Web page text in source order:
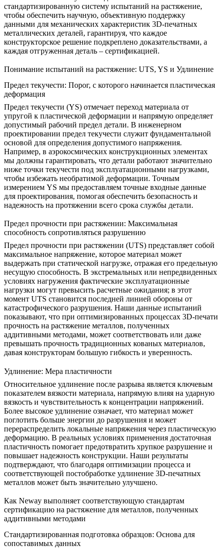
стандартизированную систему испытаний на растяжение,
чтобы обеспечить научную, объективную поддержку
данными для механических характеристик 3D-печатных
металлических деталей, гарантируя, что каждое
конструкторское решение подкреплено доказательствами, а
каждая отгруженная деталь – сертификацией.
Понимание испытаний на растяжение: UTS, YS и Удлинение
Предел текучести: Порог, с которого начинается пластическая
деформация
Предел текучести (YS) отмечает переход материала от
упругой к пластической деформации и напрямую определяет
допустимый рабочий предел детали. В инженерном
проектировании предел текучести служит фундаментальной
основой для определения допустимого напряжения.
Например, в аэрокосмических конструкционных элементах
мы должны гарантировать, что детали работают значительно
ниже точки текучести под эксплуатационными нагрузками,
чтобы избежать необратимой деформации. Точным
измерением YS мы предоставляем точные входные данные
для проектирования, помогая обеспечить безопасность и
надежность на протяжении всего срока службы детали.
Предел прочности при растяжении: Максимальная
способность сопротивляться разрушению
Предел прочности при растяжении (UTS) представляет собой
максимальное напряжение, которое материал может
выдержать при статической нагрузке, отражая его предельную
несущую способность. В экстремальных или непредвиденных
условиях нагружения фактические эксплуатационные
нагрузки могут превысить расчетные ожидания; в этот
момент UTS становится последней линией обороны от
катастрофического разрушения. Наши данные испытаний
показывают, что при оптимизированных процессах 3D-печати
прочность на растяжение металлов, полученных
аддитивными методами, может соответствовать или даже
превышать прочность традиционных кованых материалов,
давая конструкторам большую гибкость и уверенность.
Удлинение: Мера пластичности
Относительное удлинение после разрыва является ключевым
показателем вязкости материала, напрямую влияя на ударную
вязкость и чувствительность к концентрации напряжений.
Более высокое удлинение означает, что материал может
поглотить больше энергии до разрушения и может
перераспределить локальные напряжения через пластическую
деформацию. В реальных условиях применения достаточная
пластичность помогает предотвратить хрупкое разрушение и
повышает надежность конструкции. Наши результаты
подтверждают, что благодаря оптимизации процесса и
соответствующей постобработке удлинение 3D-печатных
металлов может быть значительно улучшено.
Как Neway выполняет соответствующую стандартам
сертификацию на растяжение для металлов, полученных
аддитивными методами
Стандартизированная подготовка образцов: Основа для
сопоставимых данных